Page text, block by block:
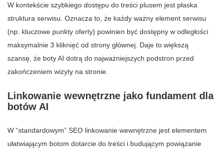
W kontekście szybkiego dostępu do treści plusem jest płaska
struktura serwisu. Oznacza to, że każdy ważny element serwisu
(np. kluczowe punkty oferty) powinien być dostępny w odległości
maksymalnie 3 kliknięć od strony głównej. Daje to większą
szansę, że boty AI dotrą do najważniejszych podstron przed
zakończeniem wizyty na stronie.
Linkowanie wewnętrzne jako fundament dla
botów AI
W “standardowym” SEO linkowanie wewnętrzne jest elementem
ułatwiającym botom dotarcie do treści i budującym powiązanie